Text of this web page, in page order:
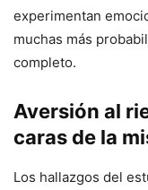
experimentan
muchas más
completo.
Aversión al
caras de la
Los hallazgos del